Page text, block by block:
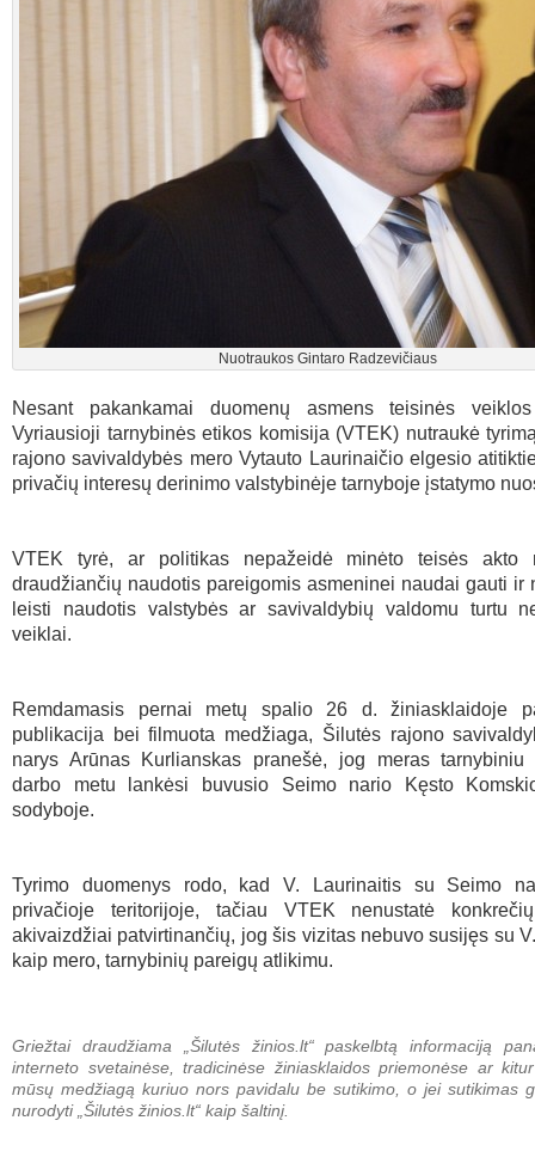
Nuotraukos Gintaro Radzevičiaus
Nesant pakankamai duomenų asmens teisinės
Vyriausioji tarnybinės etikos komisija (VTEK) nutraukė
rajono savivaldybės mero Vytauto Laurinaičio elgesio
privačių interesų derinimo valstybinėje tarnyboje įstatymo
VTEK tyrė, ar politikas nepažeidė minėto teisės akto
draudžiančių naudotis pareigomis asmeninei naudai gauti ir
leisti naudotis valstybės ar savivaldybių valdomu turtu
veiklai.
Remdamasis pernai metų spalio 26 d. žiniasklaidoje
publikacija bei filmuota medžiaga, Šilutės rajono
narys Arūnas Kurlianskas pranešė, jog meras tarnybiniu
darbo metu lankėsi buvusio Seimo nario Kęsto
sodyboje.
Tyrimo duomenys rodo, kad V. Laurinaitis su Seimo
privačioje teritorijoje, tačiau VTEK nenustatė
akivaizdžiai patvirtinančių, jog šis vizitas nebuvo susijęs su
kaip mero, tarnybinių pareigų atlikimu.
Griežtai draudžiama „Šilutės žinios.lt“ paskelbtą informaciją
interneto svetainėse, tradicinėse žiniasklaidos priemonėse ar
mūsų medžiagą kuriuo nors pavidalu be sutikimo, o jei sutikimas
nurodyti „Šilutės žinios.lt“ kaip šaltinį.